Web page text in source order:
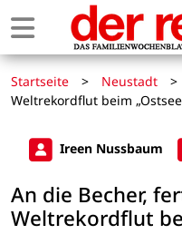
Startseite > Neustadt >
Weltrekordflut beim
Ireen Nussbaum
An die Becher,
Weltrekordflut